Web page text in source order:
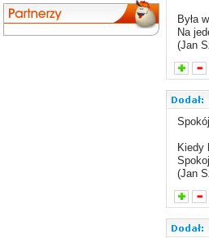
Była
Na
(Jan
Kiedy
(Jan